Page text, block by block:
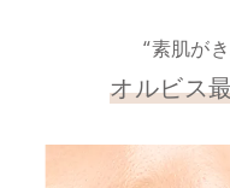
“素肌が
オルビス